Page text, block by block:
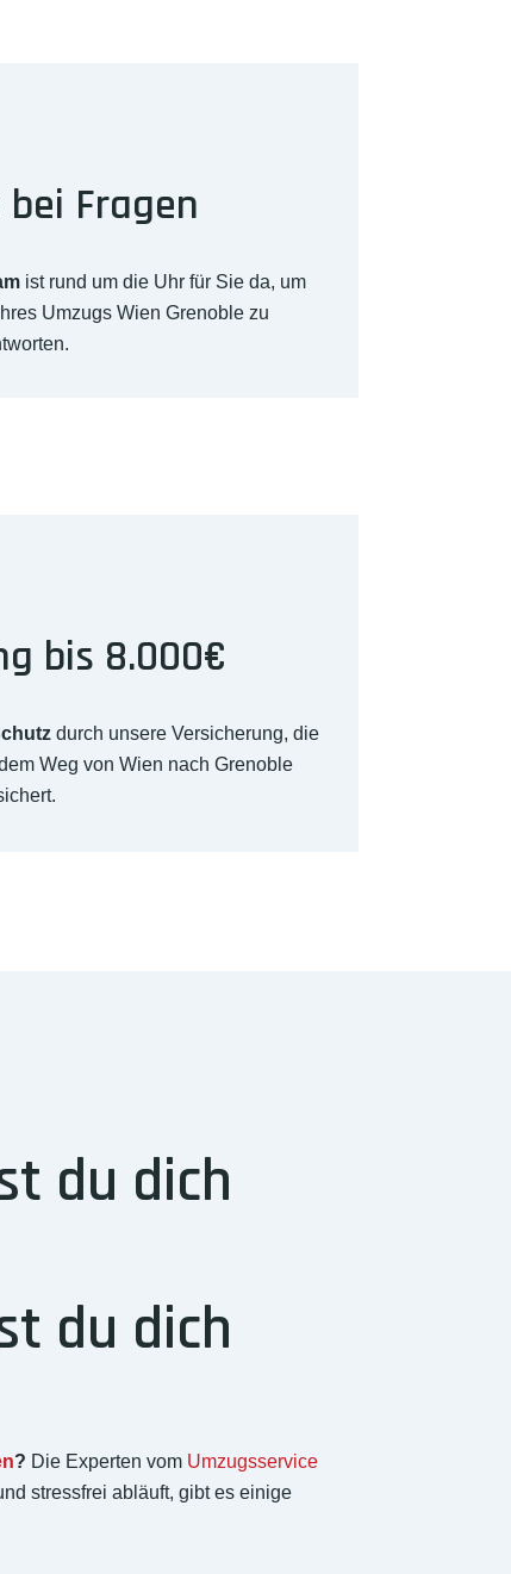
Fragen
ist rund um die Uhr für Sie da, um
Umzugs Wien Grenoble zu
bis 8.000€
durch unsere Versicherung, die
Weg von Wien nach Grenoble
du dich
du dich
? Die Experten vom Umzugsservice
stressfrei abläuft, gibt es einige